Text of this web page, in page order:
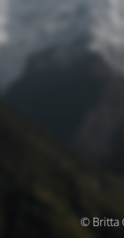
© Britta